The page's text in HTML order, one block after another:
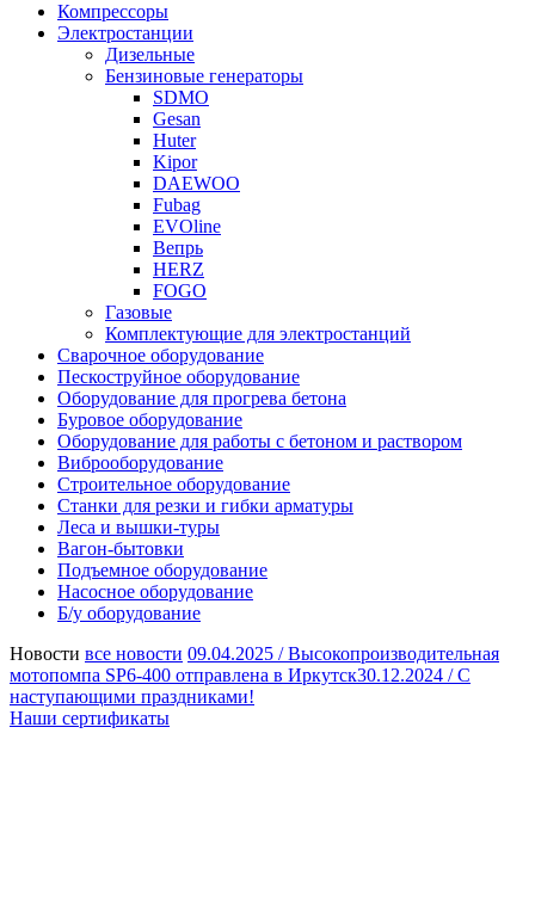
Компрессоры
Электростанции
Дизельные
Бензиновые генераторы
SDMO
Gesan
Huter
Kipor
DAEWOO
Fubag
EVOline
Вепрь
HERZ
FOGO
Газовые
Комплектующие для электростанций
Сварочное оборудование
Пескоструйное оборудование
Оборудование для прогрева бетона
Буровое оборудование
Оборудование для работы с бетоном и раствором
Виброоборудование
Строительное оборудование
Станки для резки и гибки арматуры
Леса и вышки-туры
Вагон-бытовки
Подъемное оборудование
Насосное оборудование
Б/у оборудование
Новости все новости 09.04.2025 /Высокопроизводительная
мотопомпа SP6-400 отправлена в Иркутск30.12.2024 /С
наступающими праздниками!
Наши сертификаты